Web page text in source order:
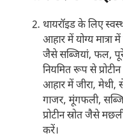
थायरॉइड के लिए
आहार में योग्य
जैसे सब्जियां, फल,
नियमित रूप से
आहार में जीरा, मेथी,
गाजर, मूंगफली,
प्रोटीन स्रोत जैसे
करें।